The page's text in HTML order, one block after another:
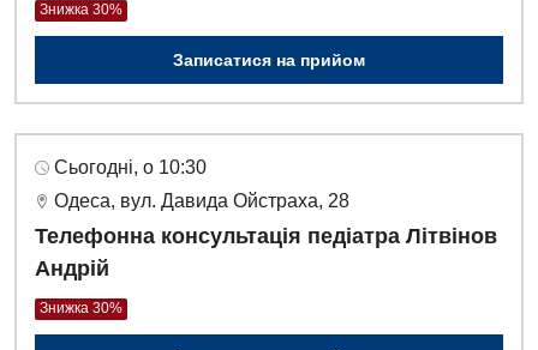
Знижка 30%
Записатися на прийом
Сьогодні, о 10:30
Одеса, вул. Давида Ойстраха, 28
Телефонна консультація педіатра Літвінов
Андрій
Знижка 30%